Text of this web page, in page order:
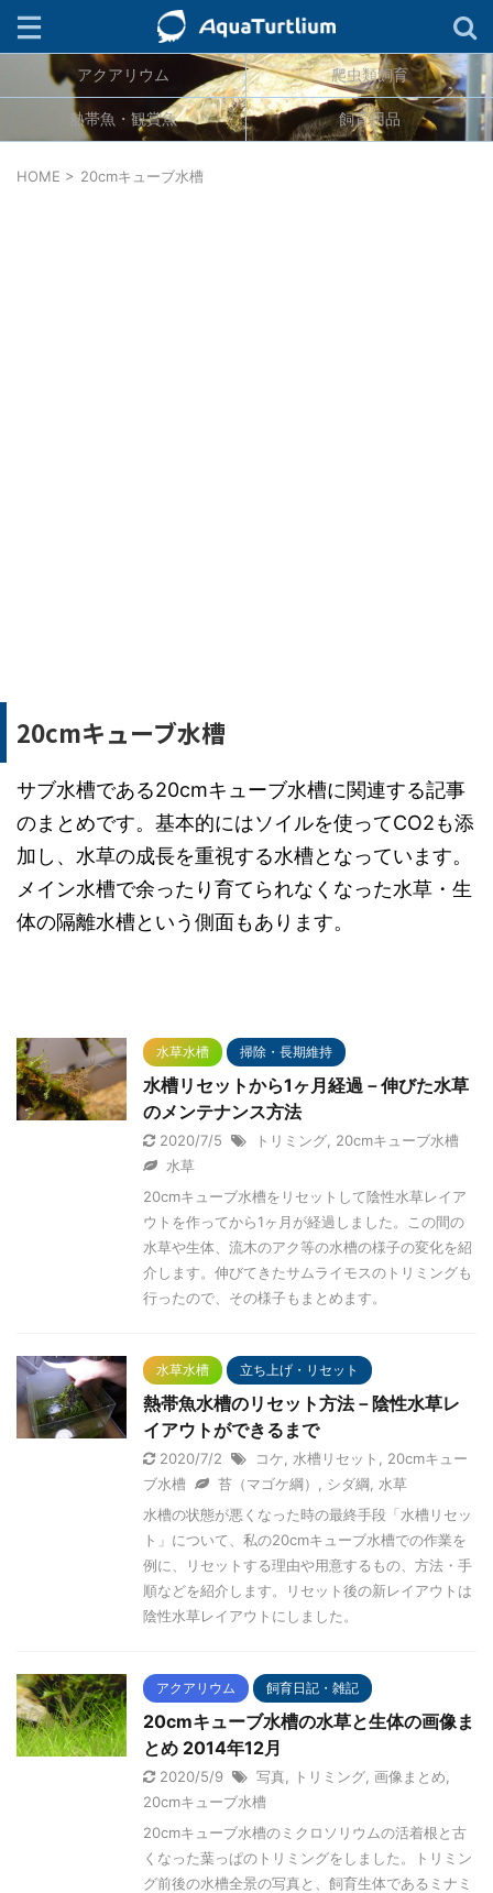
検索
ジャンル
生物分類
アクアリウム 爬虫類飼育
熱帯魚・観賞魚 飼育用品
HOME > 20cmキューブ水槽
20cmキューブ水槽
サブ水槽である20cmキューブ水槽に関連する記事
のまとめです。基本的にはソイルを使ってCO2も添
加し、水草の成長を重視する水槽となっています。
メイン水槽で余ったり育てられなくなった水草・生
体の隔離水槽という側面もあります。
水草水槽 掃除・長期維持
水槽リセットから1ヶ月経過－伸びた水草
のメンテナンス方法
2020/7/5 トリミング 20cmキューブ水槽
水草
20cmキューブ水槽をリセットして陰性水草レイア
ウトを作ってから1ヶ月が経過しました。この間の
水草や生体、流木のアク等の水槽の様子の変化を紹
介します。伸びてきたサムライモスのトリミングも
行ったので、その様子もまとめます。
水草水槽 立ち上げ・リセット
熱帯魚水槽のリセット方法－陰性水草レ
イアウトができるまで
2020/7/2 コケ 水槽リセット
20cmキュー
ブ水槽
苔（マゴケ綱） シダ綱
水草
水槽の状態が悪くなった時の最終手段「水槽リセッ
ト」について、私の20cmキューブ水槽での作業を
例に、リセットする理由や用意するもの、方法・手
順などを紹介します。リセット後の新レイアウトは
陰性水草レイアウトにしました。
アクアリウム 飼育日記・雑記
20cmキューブ水槽の水草と生体の画像ま
とめ 2014年12月
2020/5/9 写真 トリミング 画像まとめ
20cmキューブ水槽
20cmキューブ水槽のミクロソリウムの活着根と古
くなった葉っぱのトリミングをしました。トリミン
グ前後の水槽全景の写真と、飼育生体であるミナミ